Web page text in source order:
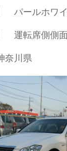
パールホワ
運転席側側
奈川県